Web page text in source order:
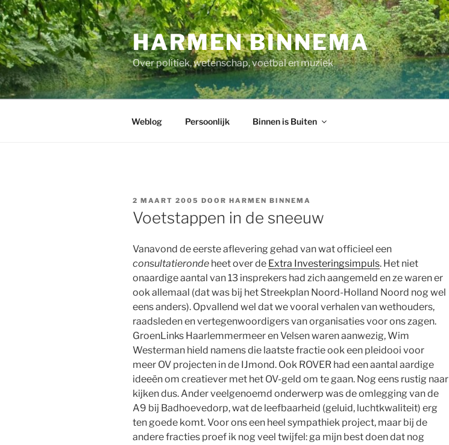
Ga
naar
de
inhoud
HARMEN BINNEMA
Over politiek, wetenschap, voetbal en muziek
Weblog Persoonlijk Binnen is Buiten
GEPLAATST
OP
2 MAART 2005 DOOR HARMEN BINNEMA
Voetstappen in de sneeuw
Vanavond de eerste aflevering gehad van wat officieel een
consultatieronde heet over de Extra Investeringsimpuls. Het niet
onaardige aantal van 13 insprekers had zich aangemeld en ze waren er
ook allemaal (dat was bij het Streekplan Noord-Holland Noord nog wel
eens anders). Opvallend wel dat we vooral verhalen van wethouders,
raadsleden en vertegenwoordigers van organisaties voor ons zagen.
GroenLinks Haarlemmermeer en Velsen waren aanwezig, Wim
Westerman hield namens die laatste fractie ook een pleidooi voor
meer OV projecten in de IJmond. Ook ROVER had een aantal aardige
ideeën om creatiever met het OV-geld om te gaan. Nog eens rustig naar
kijken dus. Ander veelgenoemd onderwerp was de omlegging van de
A9 bij Badhoevedorp, wat de leefbaarheid (geluid, luchtkwaliteit) erg
ten goede komt. Voor ons een heel sympathiek project, maar bij de
andere fracties proef ik nog veel twijfel: ga mijn best doen dat nog